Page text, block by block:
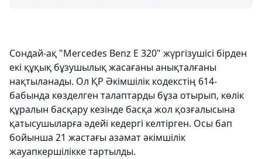
Сондай-ақ "Mercedes Benz E 320" жүргізушісі бірден
екі құқық бұзушылық жасағаны анықталғаны
нақтыланады. Ол ҚР Әкімшілік кодекстің 614-
бабында көзделген талаптарды бұза отырып, көлік
құралын басқару кезінде басқа жол қозғалысына
қатысушыларға әдейі кедергі келтірген. Осы бап
бойынша 21 жастағы азамат әкімшілік
жауапкершілікке тартылды.